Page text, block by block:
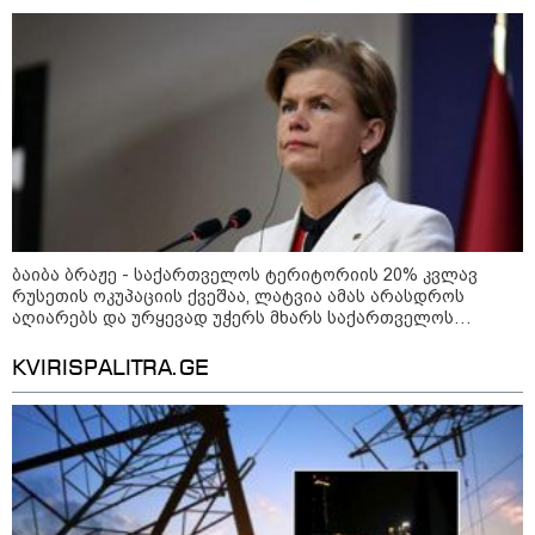
"დადგება დრო და თქვენი დღევანდელი
"პოსტაობა" საკუთარ თავთან
შეგარცხვენთ... თქვენი შეცდომა არის
დანაშაულის ტოლფასი" - ეკა კუპატაძე
ნანუკა ჟორჟოლიანს
არანაირი დანაშაული არ დაბრალებია ქართულ მხარეს
ბაიბა ბრაჟე - საქართველოს ტერიტორიის 20% კვლავ
რუსეთის ოკუპაციის ქვეშაა, ლატვია ამას არასდროს
აღიარებს და ურყევად უჭერს მხარს საქართველოს
KVIRISPALITRA.GE